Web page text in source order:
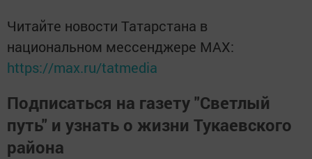
Читайте новости Татарстана в
национальном мессенджере MАХ:
https://max.ru/tatmedia
Подписаться на газету "Светлый
путь" и узнать о жизни Тукаевского
района